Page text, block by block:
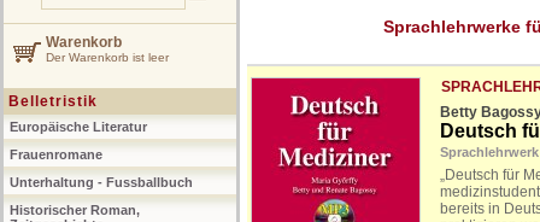
Warenkorb
Der Warenkorb ist leer
Belletristik
Europäische Literatur
Frauenromane
Unterhaltung - Fussballbuch
Historischer Roman,
Sprachlehrwerke
Betty Bagossy
Deutsch
„Deutsch für
bereits in